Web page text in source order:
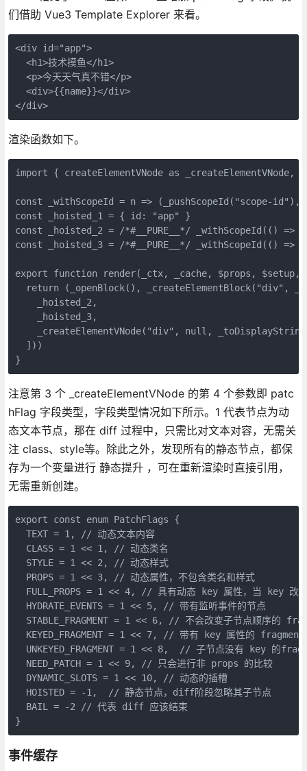
们借助 Vue3 Template Explorer 来看。
<div id="app">
  <h1>技术摸鱼</h1>
  <p>今天天气真不错</p>
  <div>{{name}}</div>
</div>
渲染函数如下。
import { createElementVNode as
const _withScopeId = n => (_pushScopeId("scope-
const _hoisted_1 = { id: "app" }
const _hoisted_2 = /*#__PURE__*/ _withScopeId(() =>
const _hoisted_3 = /*#__PURE__*/ _withScopeId(() =>
export function render(_ctx, _cache, $props,
return (_openBlock(), _createElementBlock("div",
    _hoisted_2,
    _hoisted_3,
_createElementVNode("div", null,
  ]))
}
注意第 3 个 _createElementVNode 的第 4 个参数即 patc
hFlag 字段类型，字段类型情况如下所示。1 代表节点为动
态文本节点，那在 diff 过程中，只需比对文本对容，无需关
注 class、style等。除此之外，发现所有的静态节点，都保
存为一个变量进行 静态提升 ，可在重新渲染时直接引用，
无需重新创建。
export const enum PatchFlags {
  TEXT = 1, // 动态文本内容
  CLASS = 1 << 1, // 动态类名
  STYLE = 1 << 2, // 动态样式
  PROPS = 1 << 3, // 动态属性，不包含类名和样式
FULL_PROPS = 1 << 4, // 具有动态 key 属性，当 key 改
  HYDRATE_EVENTS = 1 << 5, // 带有监听事件的节点
STABLE_FRAGMENT = 1 << 6, // 不会改变子节点顺序的
KEYED_FRAGMENT = 1 << 7, // 带有 key 属性的 fragment
UNKEYED_FRAGMENT = 1 << 8,  // 子节点没有 key 的
  NEED_PATCH = 1 << 9, // 只会进行非 props 的比较
  DYNAMIC_SLOTS = 1 << 10, // 动态的插槽
  HOISTED = -1,  // 静态节点，diff阶段忽略其子节点
  BAIL = -2 // 代表 diff 应该结束
}
事件缓存